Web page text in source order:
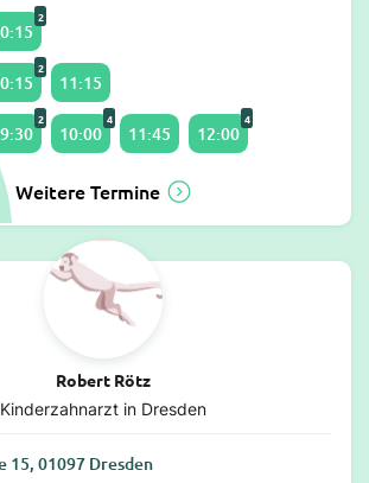
2
2
11:15
2
10:00
4
11:45 12:00
4
Weitere Termine
Robert Rötz
Kinderzahnarzt in Dresden
15, 01097 Dresden